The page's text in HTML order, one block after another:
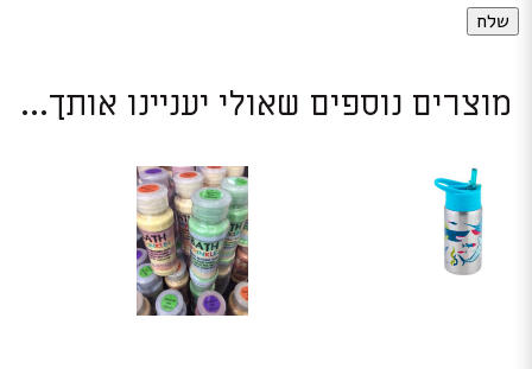
מוצרים נוספים שאולי יעניינו אותך...